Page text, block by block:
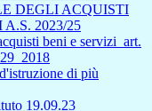
DEGLI ACQUISTI
2023/25
beni e servizi_art.
di più
19.09.23